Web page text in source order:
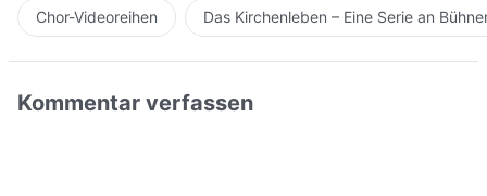
Chor-Videoreihen Das Kirchenleben – Eine Serie an
Kommentar verfassen